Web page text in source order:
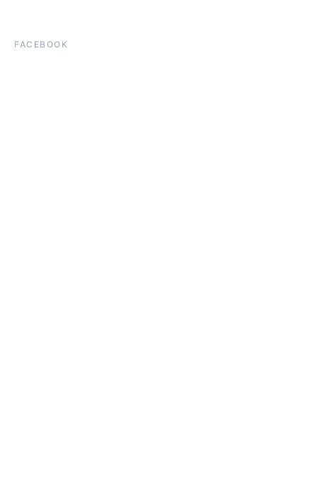
FACEBOOK